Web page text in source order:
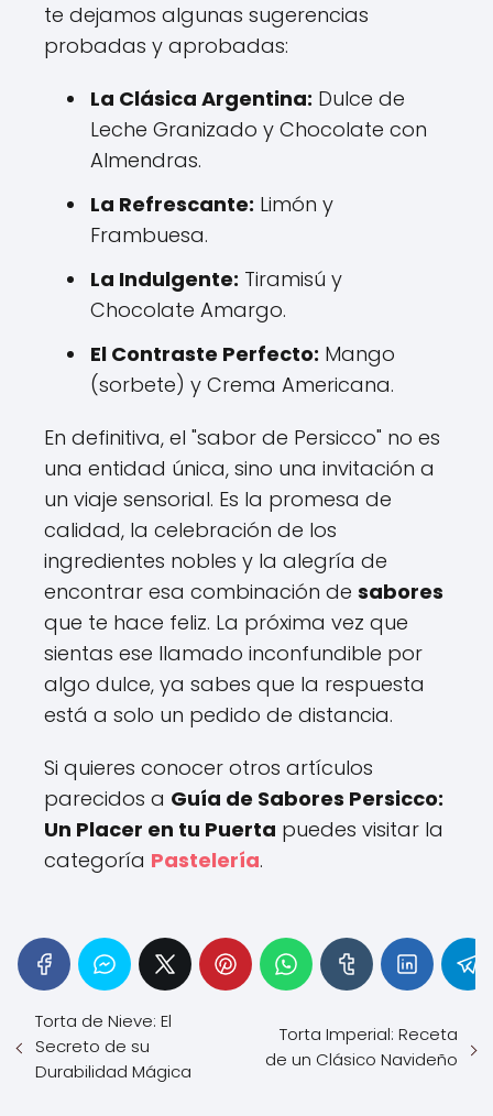
te dejamos algunas sugerencias
probadas y aprobadas:
La Clásica Argentina: Dulce de
Leche Granizado y Chocolate con
Almendras.
La Refrescante: Limón y
Frambuesa.
La Indulgente: Tiramisú y
Chocolate Amargo.
El Contraste Perfecto: Mango
(sorbete) y Crema Americana.
En definitiva, el "sabor de Persicco" no es
una entidad única, sino una invitación a
un viaje sensorial. Es la promesa de
calidad, la celebración de los
ingredientes nobles y la alegría de
encontrar esa combinación de sabores
que te hace feliz. La próxima vez que
sientas ese llamado inconfundible por
algo dulce, ya sabes que la respuesta
está a solo un pedido de distancia.
Si quieres conocer otros artículos
parecidos a Guía de Sabores Persicco:
Un Placer en tu Puerta puedes visitar la
categoría Pastelería.
Torta de Nieve: El
Secreto de su
Durabilidad Mágica
Torta Imperial: Receta
de un Clásico Navideño